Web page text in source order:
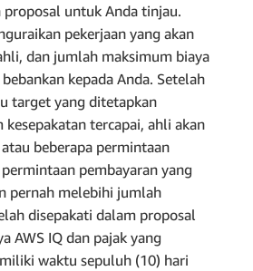
untuk Anda tinjau.
pekerjaan yang akan
dan jumlah maksimum biaya
kepada Anda. Setelah
target yang ditetapkan
kesepakatan tercapai, ahli akan
beberapa permintaan
pembayaran yang
pernah melebihi jumlah
disepakati dalam proposal
AWS IQ dan pajak yang
waktu sepuluh (10) hari